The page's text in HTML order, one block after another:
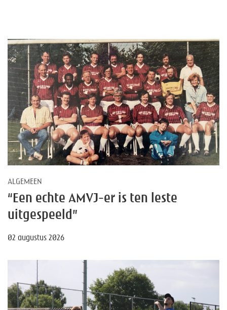
ALGEMEEN
“Een echte AMVJ-er is ten leste
uitgespeeld”
02 augustus 2026